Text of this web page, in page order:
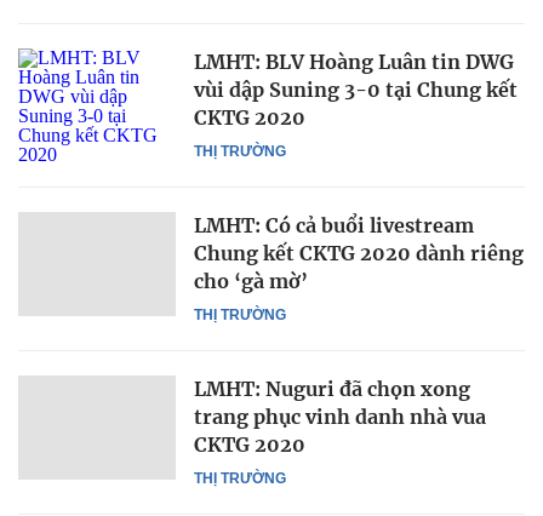
THỊ TRƯỜNG
LMHT: BLV Hoàng Luân tin DWG
vùi dập Suning 3-0 tại Chung kết
CKTG 2020
THỊ TRƯỜNG
LMHT: Có cả buổi livestream
Chung kết CKTG 2020 dành riêng
cho ‘gà mờ’
THỊ TRƯỜNG
LMHT: Nuguri đã chọn xong
trang phục vinh danh nhà vua
CKTG 2020